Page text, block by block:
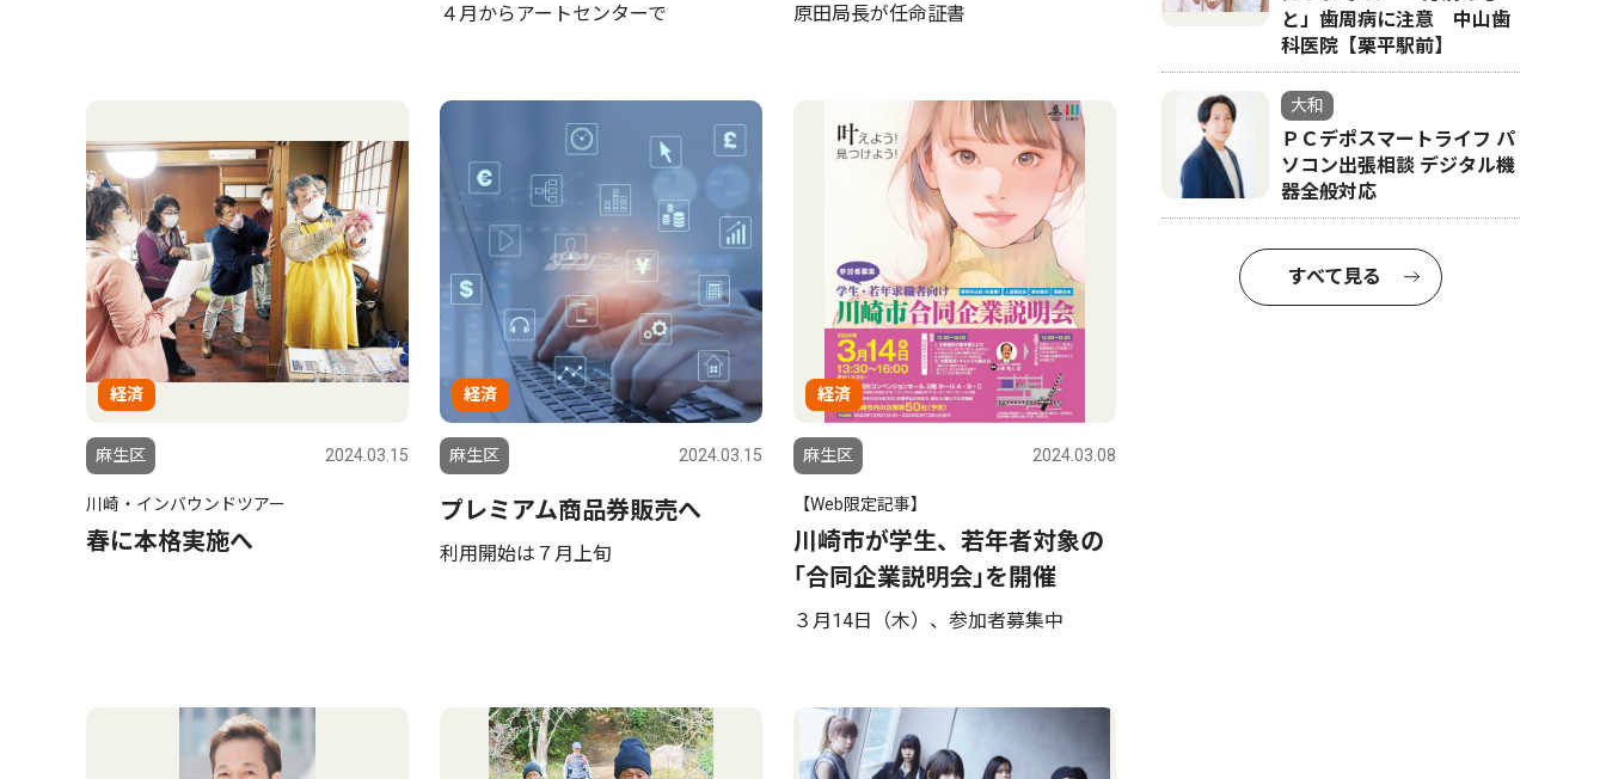
４月からアートセンターで 原田局長が任命証書
経済
麻生区 2024.03.15
川崎・インバウンドツアー
春に本格実施へ
経済
麻生区 2024.03.15
プレミアム商品券販売へ
利用開始は７月上旬
経済
麻生区 2024.03.08
【Web限定記事】
川崎市が学生、若年者対象の
｢合同企業説明会｣を開催
３月14日（木）、参加者募集中
と」歯周病に注意 中山歯
科医院【栗平駅前】
大和
ＰＣデポスマートライフ パ
ソコン出張相談 デジタル機
器全般対応
すべて見る